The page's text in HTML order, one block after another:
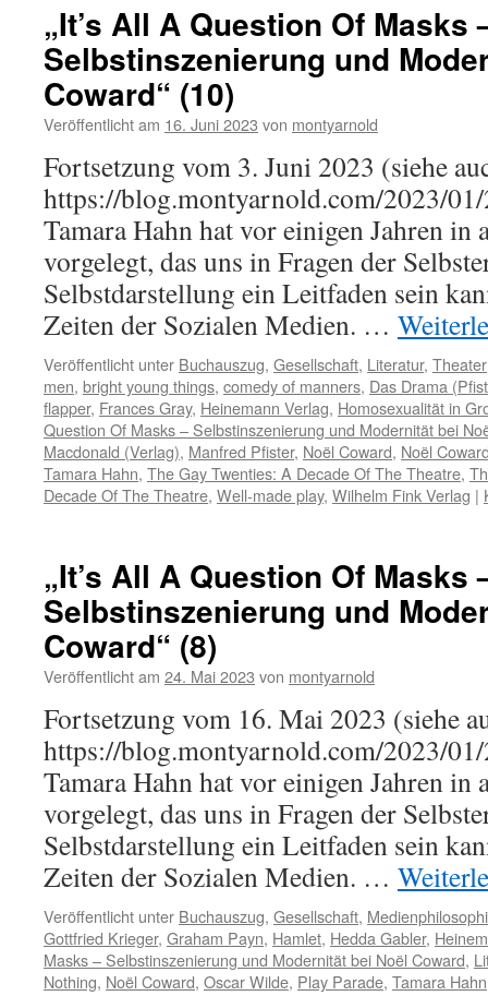
„It’s All A Question Of Masks
Selbstinszenierung und
Coward“ (10)
Veröffentlicht am 16. Juni 2023 von montyarnold
Fortsetzung vom 3. Juni 2023 (siehe
https://blog.montyarnold.com/2023/
Tamara Hahn hat vor einigen Jahren
vorgelegt, das uns in Fragen der
Selbstdarstellung ein Leitfaden sein
Zeiten der Sozialen Medien. …
Veröffentlicht unter Buchauszug, Gesellschaft, Literatur, Theater
men, bright young things, comedy of manners, Das Drama
flapper, Frances Gray, Heinemann Verlag, Homosexualität in
Question Of Masks – Selbstinszenierung und Modernität bei
Macdonald (Verlag), Manfred Pfister, Noël Coward, Noël
Tamara Hahn, The Gay Twenties: A Decade Of The Theatre,
Decade Of The Theatre, Well-made play, Wilhelm Fink Verlag |
„It’s All A Question Of Masks
Selbstinszenierung und
Coward“ (8)
Veröffentlicht am 24. Mai 2023 von montyarnold
Fortsetzung vom 16. Mai 2023 (siehe
https://blog.montyarnold.com/2023/
Tamara Hahn hat vor einigen Jahren
vorgelegt, das uns in Fragen der
Selbstdarstellung ein Leitfaden sein
Zeiten der Sozialen Medien. …
Veröffentlicht unter Buchauszug, Gesellschaft,
Gottfried Krieger, Graham Payn, Hamlet, Hedda Gabler,
Masks – Selbstinszenierung und Modernität bei Noël Coward,
Nothing, Noël Coward, Oscar Wilde, Play Parade, Tamara Hahn